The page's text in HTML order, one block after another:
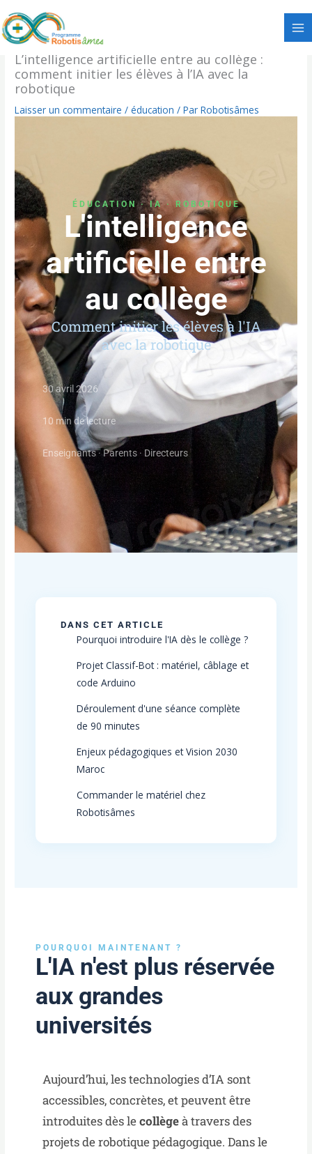
au
contenu
L’intelligence artificielle entre au collège :
comment initier les élèves à l’IA avec la
robotique
Laisser un commentaire /éducation / ParRobotisâmes
ÉDUCATION · IA · ROBOTIQUE
L'intelligence
artificielle entre
au collège
Comment initier les élèves à l'IA
avec la robotique
30 avril 2026
10 min de lecture
Enseignants · Parents · Directeurs
DANS CET ARTICLE
Pourquoi introduire l'IA dès le collège ?
Projet Classif-Bot : matériel, câblage et
code Arduino
Déroulement d'une séance complète
de 90 minutes
Enjeux pédagogiques et Vision 2030
Maroc
Commander le matériel chez
Robotisâmes
POURQUOI MAINTENANT ?
L'IA n'est plus réservée
aux grandes
universités
Aujourd’hui, les technologies d’IA sont
accessibles, concrètes, et peuvent être
introduites dès lecollègeà travers des
projets de robotique pédagogique. Dans le